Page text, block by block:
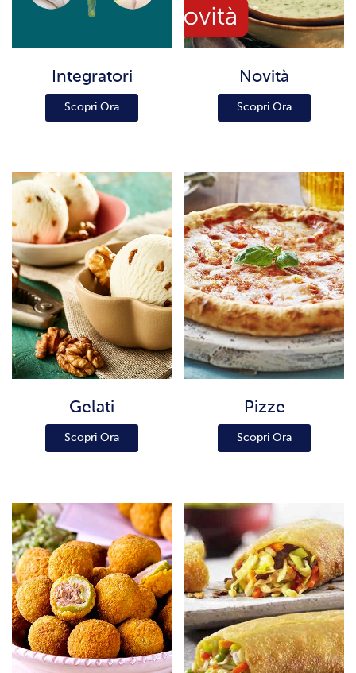
Integratori
Scopri Ora
Novità
Scopri Ora
Gelati
Scopri Ora
Pizze
Scopri Ora